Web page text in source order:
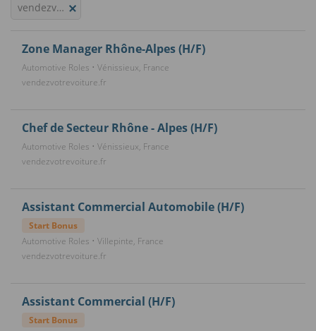
vendezvotrevoiture.fr
Zone Manager Rhône-Alpes (H/F)
Automotive Roles • Vénissieux, France
vendezvotrevoiture.fr
Chef de Secteur Rhône - Alpes (H/F)
Automotive Roles • Vénissieux, France
vendezvotrevoiture.fr
Assistant Commercial Automobile (H/F)
Start Bonus
Automotive Roles • Villepinte, France
vendezvotrevoiture.fr
Assistant Commercial (H/F)
Start Bonus